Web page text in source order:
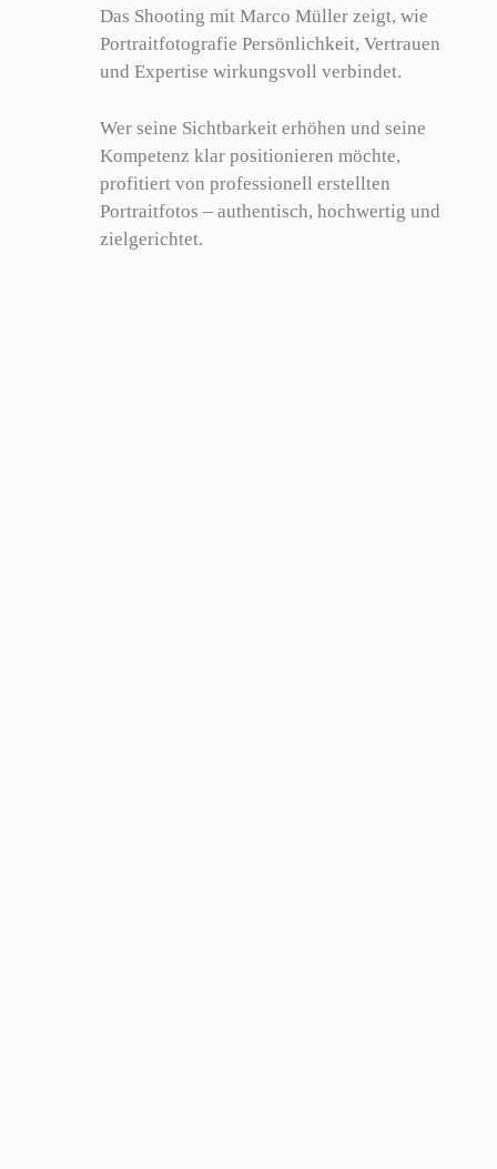
Das Shooting mit Marco Müller zeigt, wie
Portraitfotografie Persönlichkeit, Vertrauen
und Expertise wirkungsvoll verbindet.
Wer seine Sichtbarkeit erhöhen und seine
Kompetenz klar positionieren möchte,
profitiert von professionell erstellten
Portraitfotos – authentisch, hochwertig und
zielgerichtet.